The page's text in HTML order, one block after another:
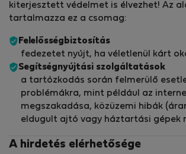
kiterjesztett védelmet is élvezhet! Az
tartalmazza ez a csomag:
Felelősségbiztosítás
fedezetet nyújt, ha véletlenül kárt
Segítségnyújtási szolgáltatások
a tartózkodás során felmerülő
problémákra, mint például az
megszakadása, közüzemi hibák
eldugult ajtó vagy háztartási gépek
A hirdetés elérhetősége